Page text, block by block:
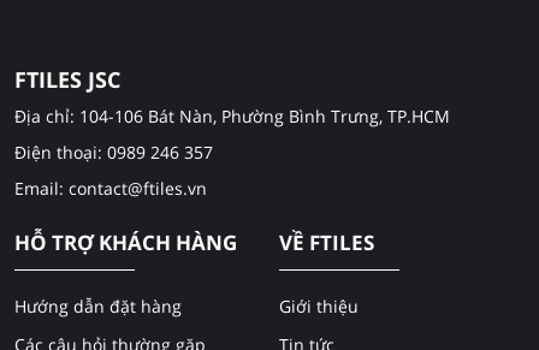
FTILES JSC
Địa chỉ: 104-106 Bát Nàn, Phường Bình Trưng, TP.HCM
Điện thoại: 0989 246 357
Email: contact@ftiles.vn
HỖ TRỢ KHÁCH HÀNG
Hướng dẫn đặt hàng
Các câu hỏi thường gặp
VỀ FTILES
Giới thiệu
Tin tức